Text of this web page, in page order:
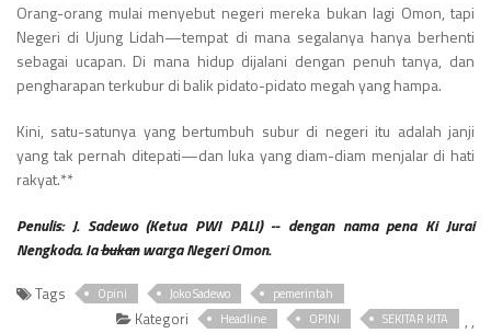
Orang-orang mulai menyebut negeri mereka bukan lagi Omon, tapi
Negeri di Ujung Lidah—tempat di mana segalanya hanya berhenti
sebagai ucapan. Di mana hidup dijalani dengan penuh tanya, dan
pengharapan terkubur di balik pidato-pidato megah yang hampa.
Kini, satu-satunya yang bertumbuh subur di negeri itu adalah janji
yang tak pernah ditepati—dan luka yang diam-diam menjalar di hati
rakyat.**
Penulis: J. Sadewo (Ketua PWI PALI) -- dengan nama pena Ki Jurai
Nengkoda. Iabukanwarga Negeri Omon.
Tags Opini Joko Sadewo pemerintah
Kategori Headline ,
OPINI ,
SEKITAR KITA